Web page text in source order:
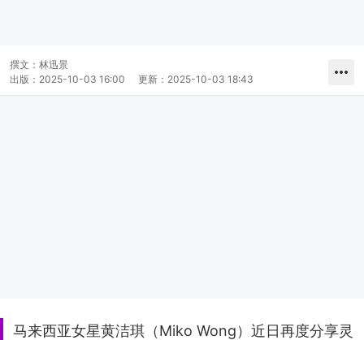
撰文： 林迅景
出版： 2025-10-03 16:00 更新： 2025-10-03 18:43
马来西亚女星黄洁琪（Miko Wong）近日再度分享灵